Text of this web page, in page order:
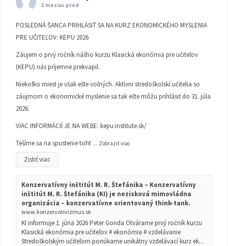
1 mesiac pred
POSLEDNÁ ŠANCA PRIHLÁSIŤ SA NA KURZ EKONOMICKÉHO MYSLENIA
PRE UČITEĽOV: KEPU 2026
Záujem o prvý ročník nášho kurzu Klasická ekonómia pre učiteľov
(KEPU) nás príjemne prekvapil.
Niekoľko miest je však ešte voľných. Aktívni stredoškolskí učitelia so
záujmom o ekonomické myslenie sa tak ešte môžu prihlásiť do 31. júla
2026.
VIAC INFORMÁCIÍ JE NA WEBE: kepu.institute.sk/
Tešíme sa na spustenie toht ... Zobraziť viac
Zistiť viac
Konzervatívny inštitút M. R. Štefánika – Konzervatívny
inštitút M. R. Štefánika (KI) je nezisková mimovládna
organizácia – konzervatívne orientovaný think-tank.
www.konzervativizmus.sk
KI informuje 1. júna 2026 Peter Gonda Otvárame prvý ročník kurzu
Klasická ekonómia pre učiteľov # ekonómia # vzdelávanie
Stredoškolským učiteľom ponúkame unikátny vzdelávací kurz ek...